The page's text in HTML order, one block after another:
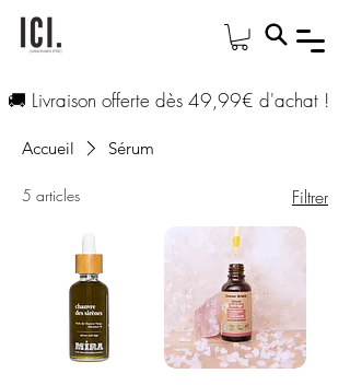
🚚 Livraison offerte dès 49,99€ d'achat !
Accueil Sérum
5 articles Filtrer